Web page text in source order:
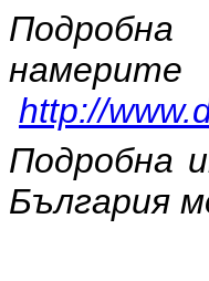
http://
Подробна
България